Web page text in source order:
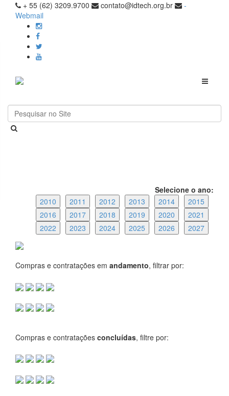
+ 55 (62) 3209.9700 contato@idtech.org.br
-
Webmail
Toggle
Selecione o ano:
2010
2011 2012 2013 2014
2015
2016
2017 2018 2019 2020
2021
2022
2023 2024 2025 2026 2027
Compras e contratações em andamento, filtrar por:
Compras e contratações concluídas, filtre por: